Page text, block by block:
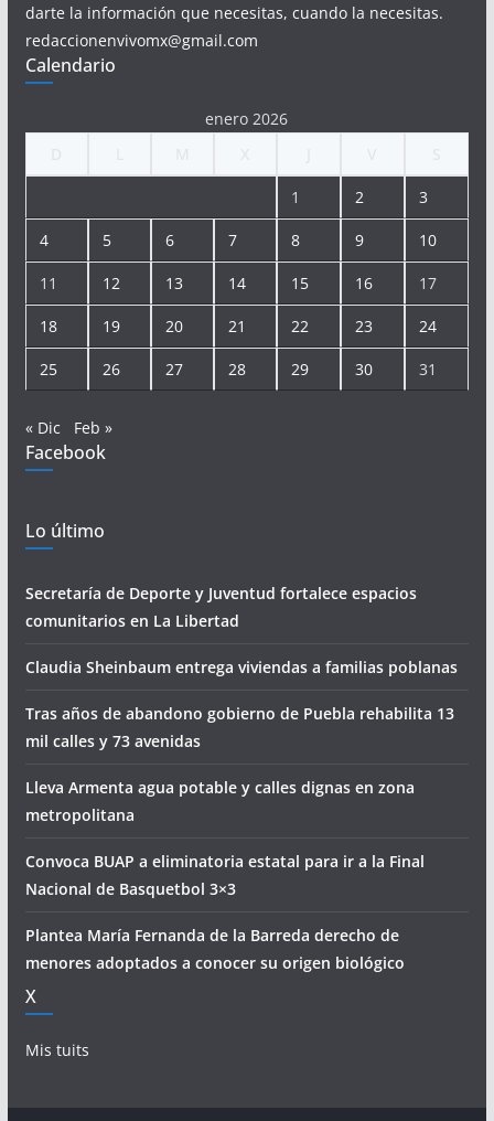
darte la información que necesitas, cuando la necesitas.
redaccionenvivomx@gmail.com
Calendario
enero 2026
1 2 3
4 5 6 7 8 9 10
11 12 13 14 15 16 17
18 19 20 21 22 23 24
25 26 27 28 29 30 31
« Dic Feb »
Facebook
Lo último
Secretaría de Deporte y Juventud fortalece espacios
comunitarios en La Libertad
Claudia Sheinbaum entrega viviendas a familias poblanas
Tras años de abandono gobierno de Puebla rehabilita 13
mil calles y 73 avenidas
Lleva Armenta agua potable y calles dignas en zona
metropolitana
Convoca BUAP a eliminatoria estatal para ir a la Final
Nacional de Basquetbol 3×3
Plantea María Fernanda de la Barreda derecho de
menores adoptados a conocer su origen biológico
X
Mis tuits